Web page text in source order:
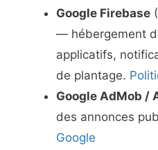
Google Firebase
— hébergement
applicatifs,
de plantage.
Google AdMob /
des annonces
Google